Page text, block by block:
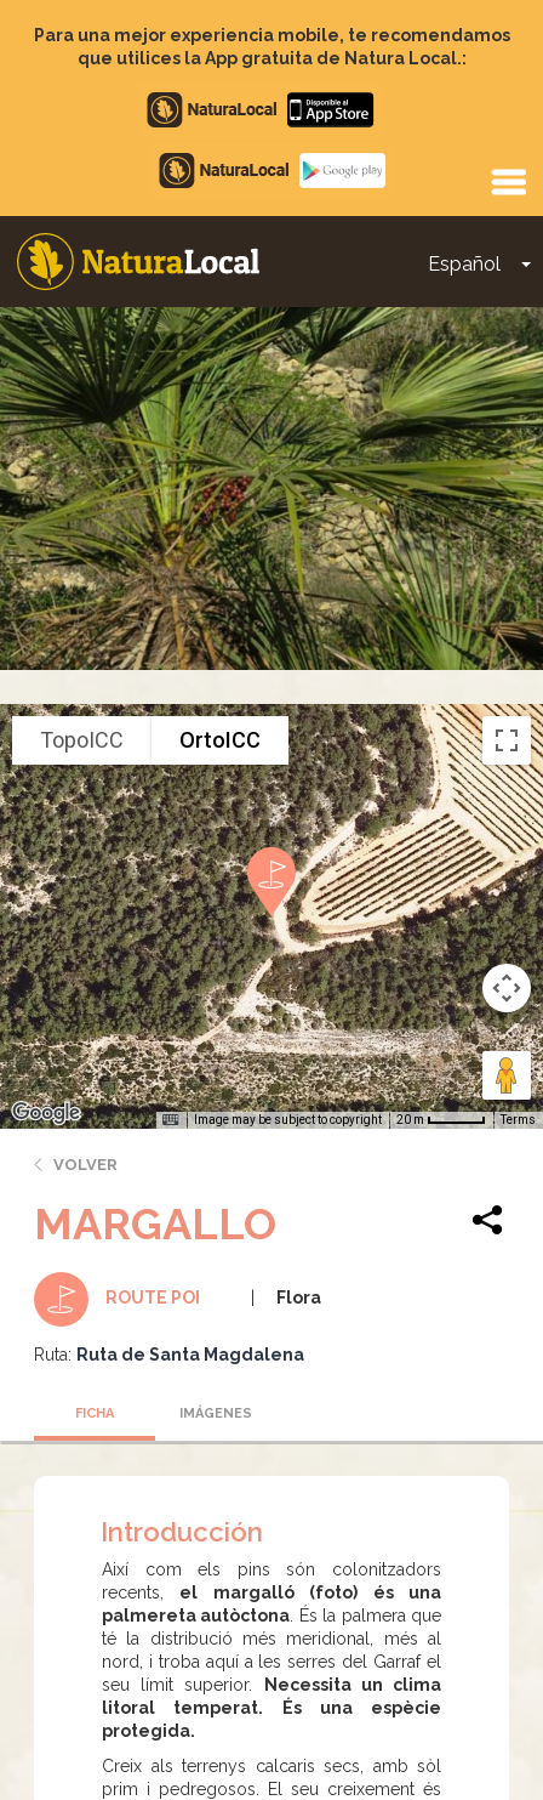
contenido
Para una mejor experiencia mobile, te recomendamos
que utilices la App gratuita de Natura Local.:
Apple
store
Google
Play
Español
Main
navigation
TopoICC OrtoICC
Image may be subject to copyright 20 m Terms
VOLVER
MARGALLO
ROUTE POI Flora
Ruta: Ruta de Santa Magdalena
FICHA IMÁGENES
Introducción
Així com els pins són colonitzadors
recents, el margalló (foto) és una
palmereta autòctona . És la palmera que
té la distribució més meridional, més al
nord, i troba aquí a les serres del Garraf el
seu límit superior.
Necessita un clima
litoral temperat. És una espècie
protegida.
Creix als terrenys calcaris secs, amb sòl
prim i pedregosos. El seu creixement és